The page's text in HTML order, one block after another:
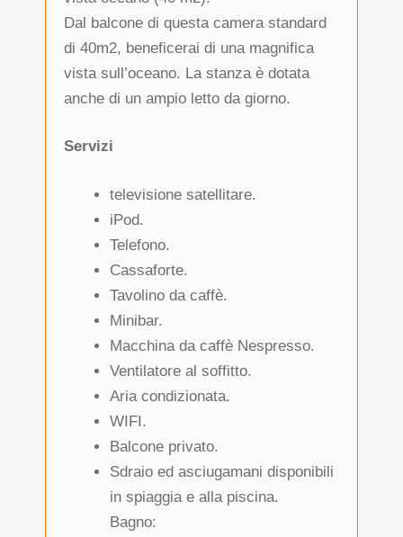
Dal balcone di questa camera standard
di 40m2, beneficerai di una magnifica
vista sull’oceano. La stanza è dotata
anche di un ampio letto da giorno.
Servizi
televisione satellitare.
iPod.
Telefono.
Cassaforte.
Tavolino da caffè.
Minibar.
Macchina da caffè Nespresso.
Ventilatore al soffitto.
Aria condizionata.
WIFI.
Balcone privato.
Sdraio ed asciugamani disponibili
in spiaggia e alla piscina.
Bagno: